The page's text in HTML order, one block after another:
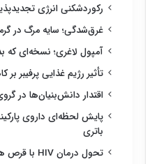
رکوردشکنی انرژی تجدیدپذیر با ۵۸۰۰
غرق‌شدگی؛ سایه مرگ در
آمپول لاغری؛ نسخه‌ای
تأثیر رژیم غذایی پرفیبر
اقتدار دانش‌بنیان‌ها در
پایش لحظه‌ای داروی
باتری
تحول درمان HIV با قرص هفتگی